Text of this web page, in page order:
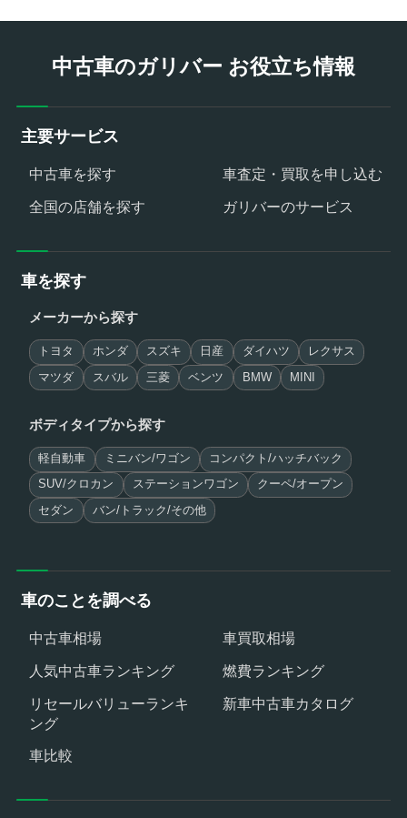
中古車のガリバー お役立ち情報
主要サービス
中古車を探す
車査定・買取を申し込む
全国の店舗を探す
ガリバーのサービス
車を探す
メーカーから探す
トヨタ ホンダ スズキ 日産 ダイハツ レクサス
マツダ スバル 三菱 ベンツ BMW MINI
ボディタイプから探す
軽自動車 ミニバン/ワゴン コンパクト/ハッチバック
SUV/クロカン ステーションワゴン クーペ/オープン
セダン バン/トラック/その他
車のことを調べる
中古車相場
車買取相場
人気中古車ランキング
燃費ランキング
リセールバリューランキ
ング
新車中古車カタログ
車比較